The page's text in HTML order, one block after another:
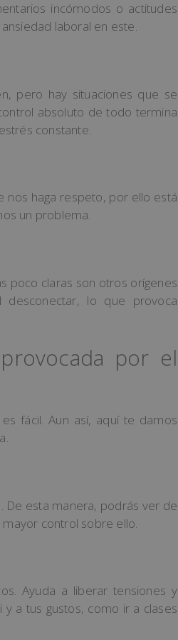
incómodos o actitudes
laboral en este.
pero hay situaciones que se
absoluto de todo termina
constante.
nos haga respeto, por ello está
un problema.
poco claras son otros orígenes
lo que provoca
por el
fácil. Aun así, aquí te damos
De esta manera, podrás ver de
control sobre ello.
Ayuda a liberar tensiones y
a tus gustos, como ir a clases